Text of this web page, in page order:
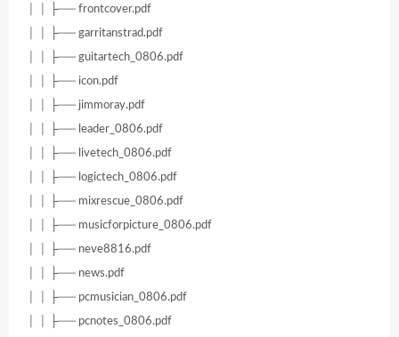
│ │ ├── frontcover.pdf
│ │ ├── garritanstrad.pdf
│ │ ├── guitartech_0806.pdf
│ │ ├── icon.pdf
│ │ ├── jimmoray.pdf
│ │ ├── leader_0806.pdf
│ │ ├── livetech_0806.pdf
│ │ ├── logictech_0806.pdf
│ │ ├── mixrescue_0806.pdf
│ │ ├── musicforpicture_0806.pdf
│ │ ├── neve8816.pdf
│ │ ├── news.pdf
│ │ ├── pcmusician_0806.pdf
│ │ ├── pcnotes_0806.pdf